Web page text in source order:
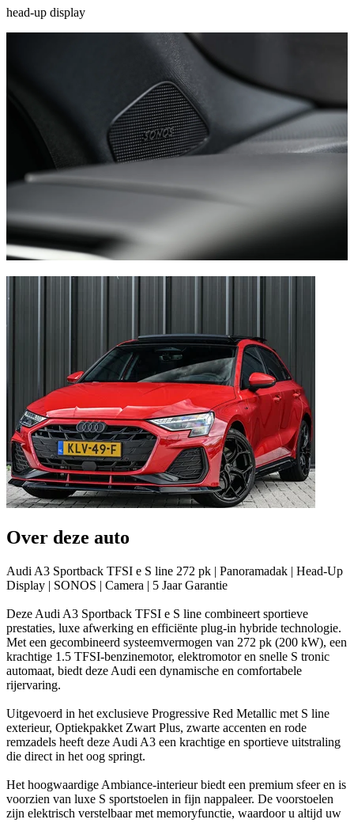
head-up display
Over deze auto
Audi A3 Sportback TFSI e S line 272 pk | Panoramadak | Head-Up
Display | SONOS | Camera | 5 Jaar Garantie
Deze Audi A3 Sportback TFSI e S line combineert sportieve
prestaties, luxe afwerking en efficiënte plug-in hybride technologie.
Met een gecombineerd systeemvermogen van 272 pk (200 kW), een
krachtige 1.5 TFSI-benzinemotor, elektromotor en snelle S tronic
automaat, biedt deze Audi een dynamische en comfortabele
rijervaring.
Uitgevoerd in het exclusieve Progressive Red Metallic met S line
exterieur, Optiekpakket Zwart Plus, zwarte accenten en rode
remzadels heeft deze Audi A3 een krachtige en sportieve uitstraling
die direct in het oog springt.
Het hoogwaardige Ambiance-interieur biedt een premium sfeer en is
voorzien van luxe S sportstoelen in fijn nappaleer. De voorstoelen
zijn elektrisch verstelbaar met memoryfunctie, waardoor u altijd uw